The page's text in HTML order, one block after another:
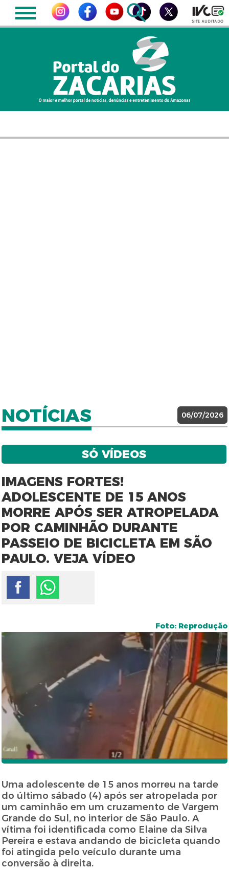
NOTÍCIAS 06/07/2026
SÓ VÍDEOS
IMAGENS FORTES!
ADOLESCENTE DE 15 ANOS
MORRE APÓS SER ATROPELADA
POR CAMINHÃO DURANTE
PASSEIO DE BICICLETA EM SÃO
PAULO. VEJA VÍDEO
Foto: Reprodução
Uma adolescente de 15 anos morreu na tarde
do último sábado (4) após ser atropelada por
um caminhão em um cruzamento de Vargem
Grande do Sul, no interior de São Paulo. A
vítima foi identificada como Elaine da Silva
Pereira e estava andando de bicicleta quando
foi atingida pelo veículo durante uma
conversão à direita.